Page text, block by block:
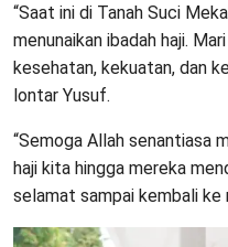
“Saat ini di Tanah Suci
menunaikan ibadah haji.
kesehatan, kekuatan, dan
lontar Yusuf.
“Semoga Allah senantiasa
haji kita hingga mereka
selamat sampai kembali ke